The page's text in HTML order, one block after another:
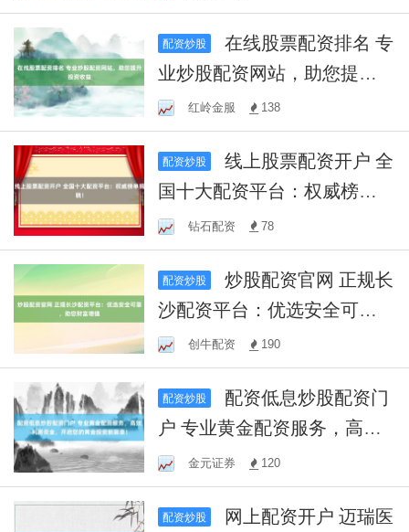
增长
配资炒股
在线股票配资排名 专
业炒股配资网站，助您提升
投资收益
红岭金服 138
配资炒股
线上股票配资开户 全
国十大配资平台：权威榜单
揭晓！钻石配资 78
配资炒股
炒股配资官网 正规长
沙配资平台：优选安全可
靠，助您财富增值
创牛配资 190
配资炒股
户 专业黄金配资服务，高效
利用资金，开启您的黄金投
资新篇章！
金元证券 120
配资炒股